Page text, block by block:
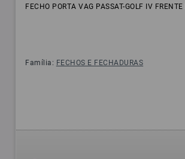
FECHO PORTA VAG PASSAT-GOLF IV FRENTE
Família: FECHOS E FECHADURAS